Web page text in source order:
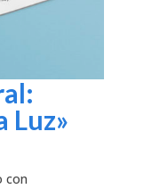
Luz»
con